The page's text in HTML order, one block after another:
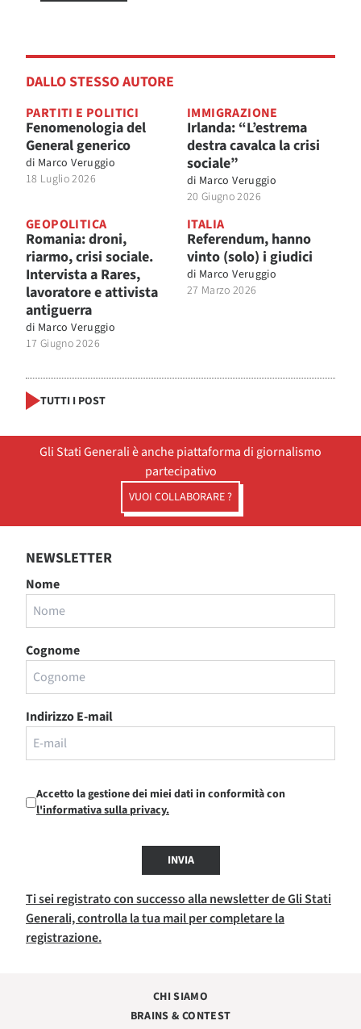
DALLO STESSO AUTORE
PARTITI E POLITICI
Fenomenologia del
General generico
di Marco Veruggio
18 Luglio 2026
IMMIGRAZIONE
Irlanda: “L’estrema
destra cavalca la crisi
sociale”
di Marco Veruggio
20 Giugno 2026
GEOPOLITICA
Romania: droni,
riarmo, crisi sociale.
Intervista a Rares,
lavoratore e attivista
antiguerra
di Marco Veruggio
17 Giugno 2026
ITALIA
Referendum, hanno
vinto (solo) i giudici
di Marco Veruggio
27 Marzo 2026
TUTTI I POST
Gli Stati Generali è anche piattaforma di giornalismo
partecipativo
VUOI COLLABORARE ?
NEWSLETTER
Nome
Cognome
Indirizzo E-mail
Accetto la gestione dei miei dati in conformità con
l'informativa sulla privacy.
INVIA
Ti sei registrato con successo alla newsletter de Gli Stati
Generali, controlla la tua mail per completare la
registrazione.
CHI SIAMO
BRAINS & CONTEST